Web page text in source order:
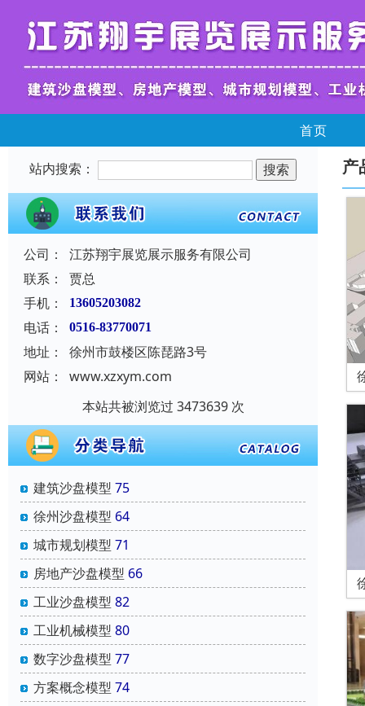
首页
站内搜索：
公司：
江苏翔宇展览展示服务有限公司
联系：
贾总
手机：
13605203082
电话： 0516-83770071
地址：
徐州市鼓楼区陈琵路3号
网站：
www.xzxym.com
本站共被浏览过 3473639 次
建筑沙盘模型 75
徐州沙盘模型 64
城市规划模型 71
房地产沙盘模型 66
工业沙盘模型 82
工业机械模型 80
数字沙盘模型 77
方案概念模型 74
产